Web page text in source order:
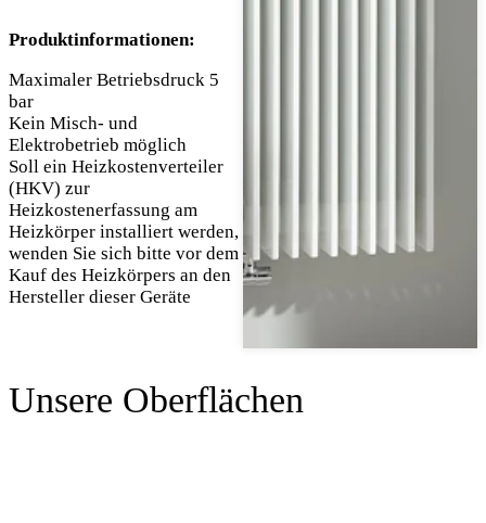
Produktinformationen:
Maximaler Betriebsdruck 5
bar
Kein Misch- und
Elektrobetrieb möglich
Soll ein Heizkostenverteiler
(HKV) zur
Heizkostenerfassung am
Heizkörper installiert werden,
wenden Sie sich bitte vor dem
Kauf des Heizkörpers an den
Hersteller dieser Geräte
Unsere Oberflächen